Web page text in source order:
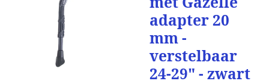
adapter 20
mm -
verstelbaar
24-29" - zwart